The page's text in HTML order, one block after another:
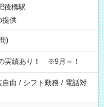
後橋駅
提供
)
実績あり！ ※9月～！
自由 / シフト勤務 / 電話対